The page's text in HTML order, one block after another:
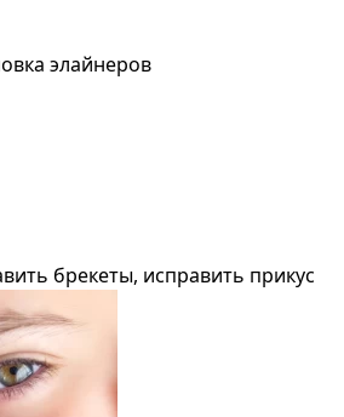
элайнеров
брекеты, исправить прикус